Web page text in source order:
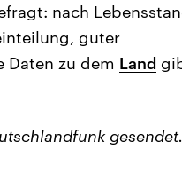
nach
guter
Daten zu dem Land
gesendet.